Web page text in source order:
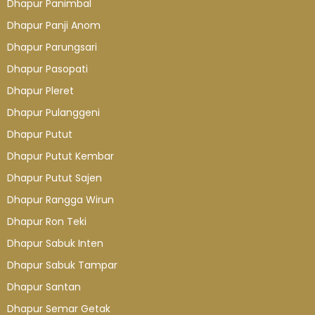
Dhapur Panimbal
Dhapur Panji Anom
Dhapur Parungsari
Dhapur Pasopati
Dhapur Pleret
Dhapur Pulanggeni
Dhapur Putut
Dhapur Putut Kembar
Dhapur Putut Sajen
Dhapur Rangga Wirun
Dhapur Ron Teki
Dhapur Sabuk Inten
Dhapur Sabuk Tampar
Dhapur Santan
Dhapur Semar Getak